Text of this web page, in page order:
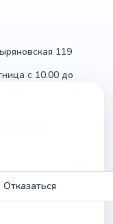
119
с 10.00 до
Отказаться